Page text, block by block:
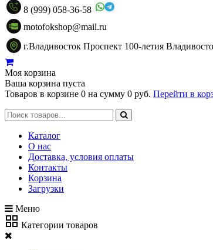
8 (999) 058-36-58
motofokshop@mail.ru
г.Владивосток Проспект 100-летия
Моя корзина
Ваша корзина пуста
Товаров в корзине 0 на сумму 0 руб. Перейти в
Каталог
О нас
Доставка, условия оплаты
Контакты
Корзина
Загрузки
Меню
Категории товаров